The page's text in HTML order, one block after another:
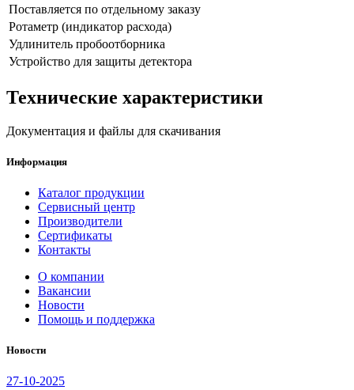
Поставляется по отдельному заказу
Ротаметр (индикатор расхода)
Удлинитель пробоотборника
Устройство для защиты детектора
Технические характеристики
Документация и файлы для скачивания
Информация
Каталог продукции
Сервисный центр
Производители
Сертификаты
Контакты
О компании
Вакансии
Новости
Помощь и поддержка
Новости
27-10-2025